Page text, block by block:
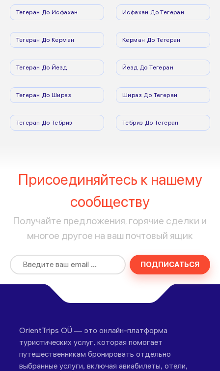
Тегеран До Исфахан Исфахан До Тегеран
Тегеран До Керман Керман До Тегеран
Тегеран До Йезд Йезд До Тегеран
Тегеран До Шираз Шираз До Тегеран
Тегеран До Тебриз Тебриз До Тегеран
Присоединяйтесь к нашему
сообществу
Получайте предложения, горячие сделки и
многое другое на ваш почтовый ящик
ПОДПИСАТЬСЯ
OrientTrips OÜ — это онлайн-платформа
туристических услуг, которая помогает
путешественникам бронировать отдельно
выбранные услуги, включая авиабилеты, отели,